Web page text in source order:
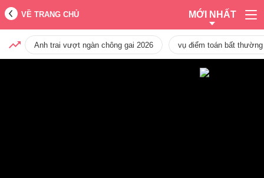
VỀ TRANG CHỦ MỚI NHẤT
Anh trai vượt ngàn chông gai 2026 vụ điểm toán bất